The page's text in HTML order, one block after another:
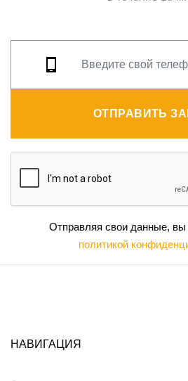
ОТПРАВИТЬ
Отправляя свои данные, вы
политикой
НАВИГАЦИЯ